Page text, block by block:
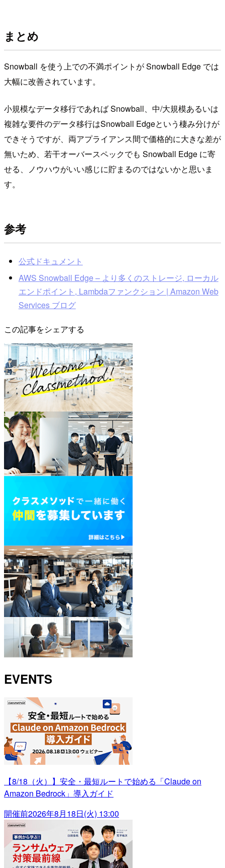
まとめ
Snowball を使う上での不満ポイントが Snowball Edge では
大幅に改善されています。
小規模なデータ移行であれば Snowball、中/大規模あるいは
複雑な要件のデータ移行はSnowball Edgeという棲み分けが
できそうですが、両アプライアンス間で価格的に大きな差が
無いため、若干オーバースペックでも Snowball Edge に寄
せる、ノウハウがいい感じに貯まるのではないかと思いま
す。
参考
公式ドキュメント
AWS Snowball Edge – より多くのストレージ, ローカル
エンドポイント, Lambdaファンクション | Amazon Web
Services ブログ
この記事をシェアする
EVENTS
【8/18（火）】安全・最短ルートで始める「Claude on
Amazon Bedrock」導入ガイド
開催前2026年8月18日(火) 13:00